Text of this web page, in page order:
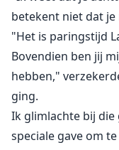
betekent niet dat
"Het is paringstijd
Bovendien ben jij
hebben,"
ging.
Ik glimlachte bij die
speciale gave om